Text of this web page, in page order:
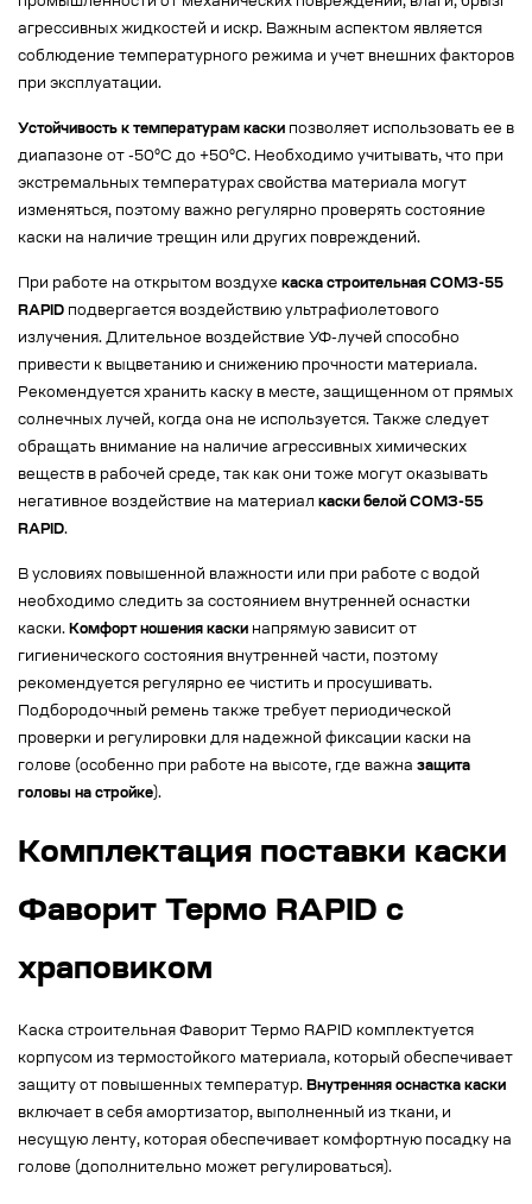
агрессивных жидкостей и искр. Важным аспектом является
соблюдение температурного режима и учет внешних факторов
при эксплуатации.
Устойчивость к температурам каски позволяет использовать ее в
диапазоне от -50°C до +50°C. Необходимо учитывать, что при
экстремальных температурах свойства материала могут
изменяться, поэтому важно регулярно проверять состояние
каски на наличие трещин или других повреждений.
При работе на открытом воздухе каска строительная СОМЗ-55
RAPID подвергается воздействию ультрафиолетового
излучения. Длительное воздействие УФ-лучей способно
привести к выцветанию и снижению прочности материала.
Рекомендуется хранить каску в месте, защищенном от прямых
солнечных лучей, когда она не используется. Также следует
обращать внимание на наличие агрессивных химических
веществ в рабочей среде, так как они тоже могут оказывать
негативное воздействие на материал каски белой СОМЗ-55
RAPID.
В условиях повышенной влажности или при работе с водой
необходимо следить за состоянием внутренней оснастки
каски. Комфорт ношения каски напрямую зависит от
гигиенического состояния внутренней части, поэтому
рекомендуется регулярно ее чистить и просушивать.
Подбородочный ремень также требует периодической
проверки и регулировки для надежной фиксации каски на
голове (особенно при работе на высоте, где важна защита
головы на стройке).
Комплектация поставки каски
Фаворит Термо RAPID с
храповиком
Каска строительная Фаворит Термо RAPID комплектуется
корпусом из термостойкого материала, который обеспечивает
защиту от повышенных температур. Внутренняя оснастка каски
включает в себя амортизатор, выполненный из ткани, и
несущую ленту, которая обеспечивает комфортную посадку на
голове (дополнительно может регулироваться).